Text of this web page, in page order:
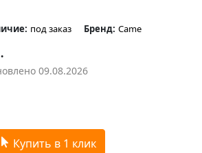
под заказ Бренд: Came
09.08.2026
Купить в 1 клик